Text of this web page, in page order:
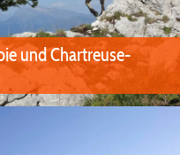
und Chartreuse-